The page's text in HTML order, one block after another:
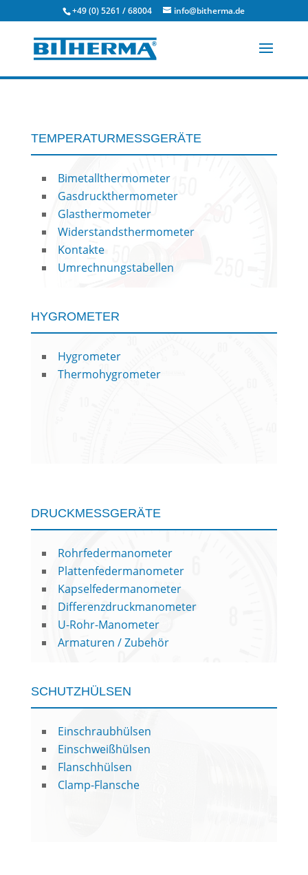
+49 (0) 5261 / 68004 info@bitherma.de
TEMPERATURMESSGERÄTE
Bimetallthermometer
Gasdruckthermometer
Glasthermometer
Widerstandsthermometer
Kontakte
Umrechnungstabellen
HYGROMETER
Hygrometer
Thermohygrometer
DRUCKMESSGERÄTE
Rohrfedermanometer
Plattenfedermanometer
Kapselfedermanometer
Differenzdruckmanometer
U-Rohr-Manometer
Armaturen / Zubehör
SCHUTZHÜLSEN
Einschraubhülsen
Einschweißhülsen
Flanschhülsen
Clamp-Flansche